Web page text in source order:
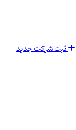
ثبت شرکت جدید